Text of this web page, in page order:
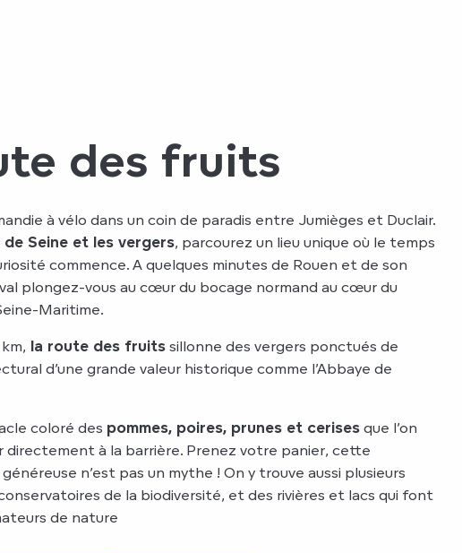
des fruits
à vélo dans un coin de paradis entre Jumièges et Duclair.
de Seine et les vergers, parcourez un lieu unique où le temps
commence. A quelques minutes de Rouen et de son
plongez-vous au cœur du bocage normand au cœur du
Maritime.
la route des fruits sillonne des vergers ponctués de
d’une grande valeur historique comme l’Abbaye de
coloré des pommes, poires, prunes et cerises que l’on
directement à la barrière. Prenez votre panier, cette
n’est pas un mythe ! On y trouve aussi plusieurs
de la biodiversité, et des rivières et lacs qui font
de nature